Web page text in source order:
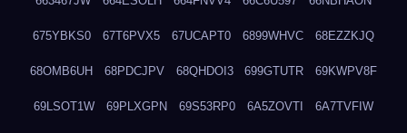
675YBKS0 67T6PVX5 67UCAPT0 6899WHVC 68EZZKJQ
68OMB6UH 68PDCJPV 68QHDOI3 699GTUTR 69KWPV8F
69LSOT1W 69PLXGPN 69S53RP0 6A5ZOVTI 6A7TVFIW